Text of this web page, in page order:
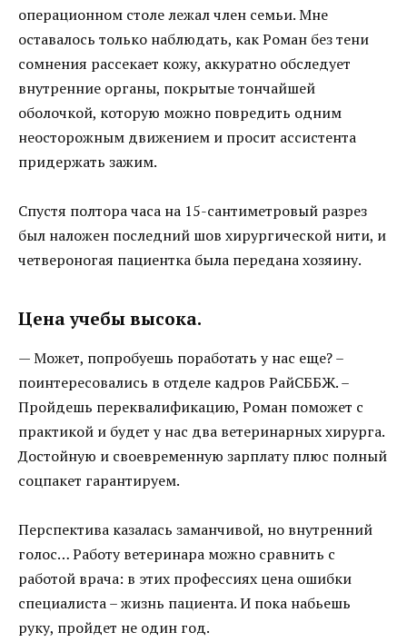
операционном столе лежал член семьи. Мне
оставалось только наблюдать, как Роман без тени
сомнения рассекает кожу, аккуратно обследует
внутренние органы, покрытые тончайшей
оболочкой, которую можно повредить одним
неосторожным движением и просит ассистента
придержать зажим.
Спустя полтора часа на 15-сантиметровый разрез
был наложен последний шов хирургической нити, и
четвероногая пациентка была передана хозяину.
Цена учебы высока.
— Может, попробуешь поработать у нас еще? –
поинтересовались в отделе кадров РайСББЖ. –
Пройдешь переквалификацию, Роман поможет с
практикой и будет у нас два ветеринарных хирурга.
Достойную и своевременную зарплату плюс полный
соцпакет гарантируем.
Перспектива казалась заманчивой, но внутренний
голос… Работу ветеринара можно сравнить с
работой врача: в этих профессиях цена ошибки
специалиста – жизнь пациента. И пока набьешь
руку, пройдет не один год.